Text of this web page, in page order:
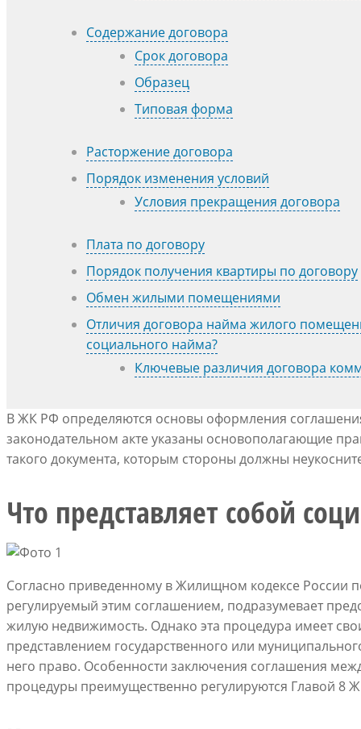
Содержание договора
Срок договора
Образец
Типовая форма
Расторжение договора
Порядок изменения условий
Условия прекращения договора
Плата по договору
Порядок получения квартиры по договору
Обмен жилыми помещениями
Отличия договора найма жилого
социального найма?
Ключевые различия договора
В ЖК РФ определяются основы оформления
законодательном акте указаны основополагающие
такого документа, которым стороны должны
Что представляет собой
Согласно приведенному в Жилищном кодексе России
регулируемый этим соглашением, подразумевает
жилую недвижимость. Однако эта процедура имеет
представлением государственного или
него право. Особенности заключения соглашения
процедуры преимущественно регулируются Главой 8